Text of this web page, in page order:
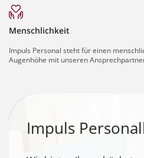
Menschlichkeit
Impuls Personal steht für einen
Augenhöhe mit unseren
Impuls